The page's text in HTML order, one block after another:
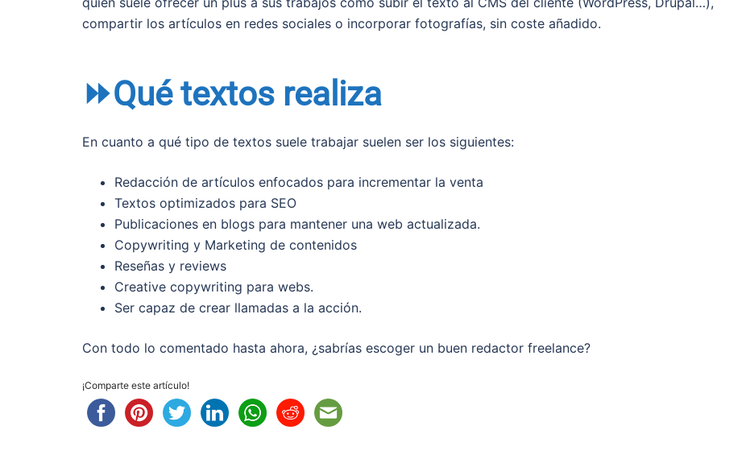
compartir los artículos en redes sociales o incorporar fotografías, sin coste añadido.
⏩Qué textos realiza
En cuanto a qué tipo de textos suele trabajar suelen ser los siguientes:
Redacción de artículos enfocados para incrementar la venta
Textos optimizados para SEO
Publicaciones en blogs para mantener una web actualizada.
Copywriting y Marketing de contenidos
Reseñas y reviews
Creative copywriting para webs.
Ser capaz de crear llamadas a la acción.
Con todo lo comentado hasta ahora, ¿sabrías escoger un buen redactor freelance?
¡Comparte este artículo!